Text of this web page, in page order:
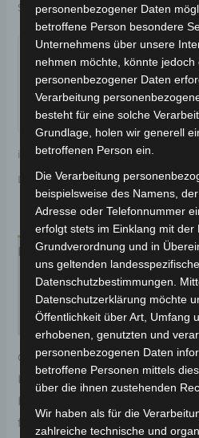
Schlagwort:Elektrik &
inkl. 19 % MwSt.Kostenloser Versand
Lieferzeit:Versandfertig innerhalb
Beschreibung
Produktsicherheit
Rezensionen (0)
Original-Ersatzteil für den 3-
Kennzeichenleuchte für
Haltbarkeit. Weitere
findest du hier:
Volta Motor
personenbezogener Daten
betroffene Person besondere
Unternehmens über unsere
nehmen möchte, könnte jedoch
personenbezogener Daten
Verarbeitung
besteht für eine solche
Grundlage, holen wir generell
betroffenen Person ein.
Die Verarbeitung
beispielsweise des Namens,
Adresse oder Telefonnummer
erfolgt stets im Einklang mit der
Grundverordnung und in
uns geltenden
Datenschutzbestimmungen.
Datenschutzerklärung möchte
Öffentlichkeit über Art, Umfang
erhobenen, genutzten und
personenbezogenen Daten
betroffene Personen mittels
über die ihnen zustehenden
Wir haben als für die
zahlreiche technische und